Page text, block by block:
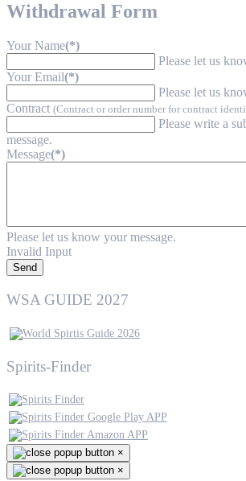
Withdrawal Form
Your Name(*)
Please let us
Your Email(*)
Please let us
Contract (Contract or order number for contract
Please write a
message.
Message(*)
Please let us know your message.
Invalid Input
Send
WSA GUIDE 2027
Spirits-Finder
×
×